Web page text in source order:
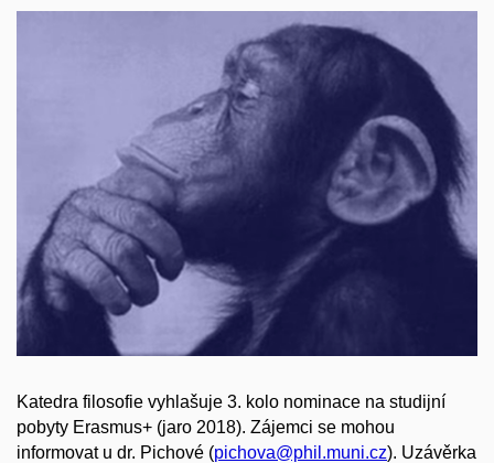
Katedra filosofie vyhlašuje 3. kolo nominace na studijní
pobyty Erasmus+ (jaro 2018). Zájemci se mohou
informovat u dr. Pichové (pichova@phil.muni.cz). Uzávěrka